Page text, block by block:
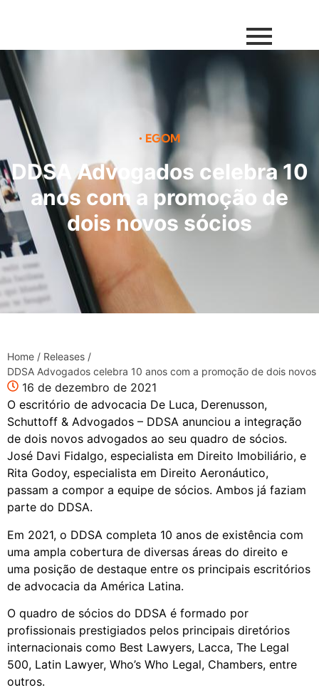
• EGOM
DDSA Advogados celebra 10
anos com a promoção de
dois novos sócios
Home / Releases /
DDSA Advogados celebra 10 anos com a promoção de dois novos
16 de dezembro de 2021
O escritório de advocacia De Luca, Derenusson,
Schuttoff & Advogados – DDSA anunciou a integração
de dois novos advogados ao seu quadro de sócios.
José Davi Fidalgo, especialista em Direito Imobiliário, e
Rita Godoy, especialista em Direito Aeronáutico,
passam a compor a equipe de sócios. Ambos já faziam
parte do DDSA.
Em 2021, o DDSA completa 10 anos de existência com
uma ampla cobertura de diversas áreas do direito e
uma posição de destaque entre os principais escritórios
de advocacia da América Latina.
O quadro de sócios do DDSA é formado por
profissionais prestigiados pelos principais diretórios
internacionais como Best Lawyers, Lacca, The Legal
500, Latin Lawyer, Who’s Who Legal, Chambers, entre
outros.